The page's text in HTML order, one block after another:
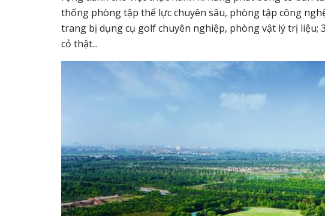
thống phòng tập thể lực chuyên sâu, phòng tập công
trang bị dụng cụ golf chuyên nghiệp, phòng vật lý trị liệu;
cỏ thật...